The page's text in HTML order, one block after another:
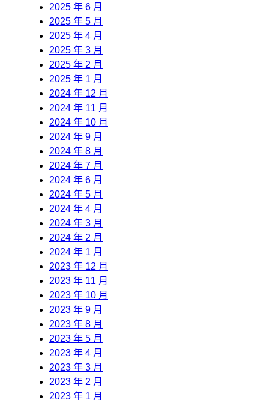
2025 年 6 月
2025 年 5 月
2025 年 4 月
2025 年 3 月
2025 年 2 月
2025 年 1 月
2024 年 12 月
2024 年 11 月
2024 年 10 月
2024 年 9 月
2024 年 8 月
2024 年 7 月
2024 年 6 月
2024 年 5 月
2024 年 4 月
2024 年 3 月
2024 年 2 月
2024 年 1 月
2023 年 12 月
2023 年 11 月
2023 年 10 月
2023 年 9 月
2023 年 8 月
2023 年 5 月
2023 年 4 月
2023 年 3 月
2023 年 2 月
2023 年 1 月